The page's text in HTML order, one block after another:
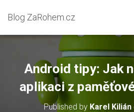
Blog ZaRohem.cz
Android tipy: Jak
aplikaci z
Published by Karel Kilián